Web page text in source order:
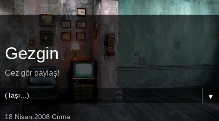
Gezgin
Gez gör paylaş!
▼
18 Nisan 2008 Cuma